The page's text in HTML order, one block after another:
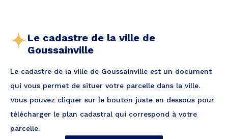
Le cadastre de la ville de
Goussainville
Le cadastre de la ville de Goussainville est un document
qui vous permet de situer votre parcelle dans la ville.
Vous pouvez cliquer sur le bouton juste en dessous pour
télécharger le plan cadastral qui correspond à votre
parcelle.